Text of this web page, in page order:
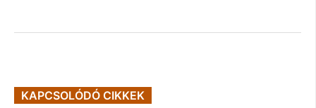
KAPCSOLÓDÓ CIKKEK